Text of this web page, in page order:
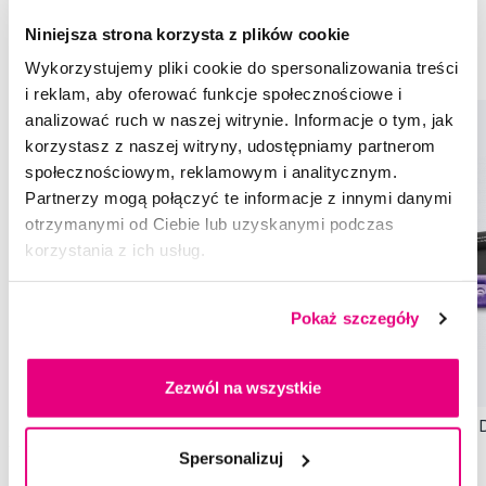
Niniejsza strona korzysta z plików cookie
Wykorzystujemy pliki cookie do spersonalizowania treści
i reklam, aby oferować funkcje społecznościowe i
analizować ruch w naszej witrynie. Informacje o tym, jak
korzystasz z naszej witryny, udostępniamy partnerom
społecznościowym, reklamowym i analitycznym.
Partnerzy mogą połączyć te informacje z innymi danymi
otrzymanymi od Ciebie lub uzyskanymi podczas
korzystania z ich usług.
Pokaż szczegóły
Zezwól na wszystkie
Spersonalizuj
Stylowe pasty do zębów Marvis Zestawy upominkowe Marvis
MARVIS Jasmin Mint, pasta do zębów z
MARVIS Jasmin Mint